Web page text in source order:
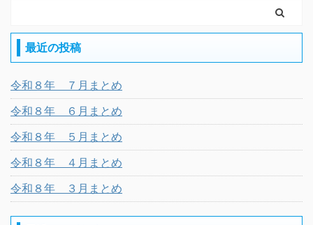
最近の投稿
令和８年 ７月まとめ
令和８年 ６月まとめ
令和８年 ５月まとめ
令和８年 ４月まとめ
令和８年 ３月まとめ